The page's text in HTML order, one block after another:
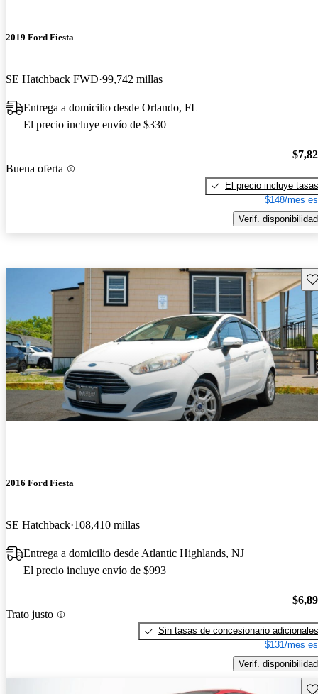
2019 Ford Fiesta
SE Hatchback FWD 99,742 millas
Entrega a domicilio desde Orlando, FL
El precio incluye envío de $330
Buena oferta
El precio incluye tasas
$148/mes
Verif. disponibilidad
2016 Ford Fiesta
SE Hatchback 108,410 millas
Entrega a domicilio desde Atlantic Highlands, NJ
El precio incluye envío de $993
Trato justo
Sin tasas de concesionario adicionales
$131/mes
Verif. disponibilidad